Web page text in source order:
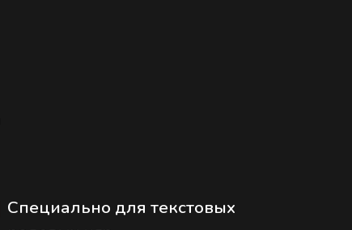
Специально для текстовых